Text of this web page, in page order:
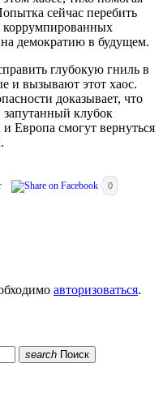
сейчас перебить
коррумпированных
демократию в будущем.
глубокую гниль в
и вызывают этот хаос.
доказывает, что
клубок
Европа смогут вернуться
0
авторизоваться.
search Поиск